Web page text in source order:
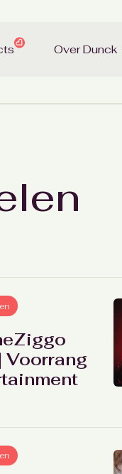
Over Dunck
Voorrang